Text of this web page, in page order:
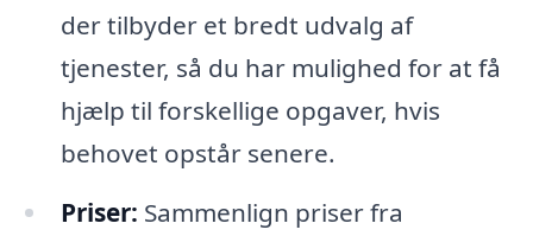
der tilbyder et bredt udvalg af
tjenester, så du har mulighed for at få
hjælp til forskellige opgaver, hvis
behovet opstår senere.
Priser: Sammenlign priser fra